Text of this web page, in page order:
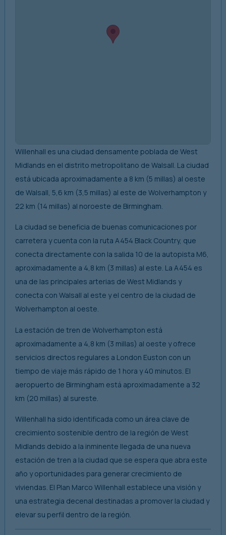
Willenhall es una ciudad densamente poblada de West
Midlands en el distrito metropolitano de Walsall. La ciudad
está ubicada aproximadamente a 8 km (5 millas) al oeste
de Walsall, 5,6 km (3,5 millas) al este de Wolverhampton y
22 km (14 millas) al noroeste de Birmingham.
La ciudad se beneficia de buenas comunicaciones por
carretera y cuenta con la ruta A454 Black Country, que
conecta directamente con la salida 10 de la autopista M6,
aproximadamente a 4,8 km (3 millas) al este. La A454 es
una de las principales arterias de West Midlands y
conecta con Walsall al este y el centro de la ciudad de
Wolverhampton al oeste.
La estación de tren de Wolverhampton está
aproximadamente a 4,8 km (3 millas) al oeste y ofrece
servicios directos regulares a London Euston con un
tiempo de viaje más rápido de 1 hora y 40 minutos. El
aeropuerto de Birmingham está aproximadamente a 32
km (20 millas) al sureste.
Willenhall ha sido identificada como un área clave de
crecimiento sostenible dentro de la región de West
Midlands debido a la inminente llegada de una nueva
estación de tren a la ciudad que se espera que abra este
año y oportunidades para generar crecimiento de
viviendas. El Plan Marco Willenhall establece una visión y
una estrategia decenal destinadas a promover la ciudad y
elevar su perfil dentro de la región.